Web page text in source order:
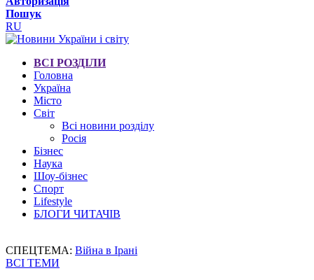
Пошук
RU
ВСІ РОЗДІЛИ
Головна
Україна
Місто
Світ
Всі новини розділу
Росія
Бізнес
Наука
Шоу-бізнес
Спорт
Lifestyle
БЛОГИ ЧИТАЧІВ
СПЕЦТЕМА: Війна в Ірані
ВСІ ТЕМИ